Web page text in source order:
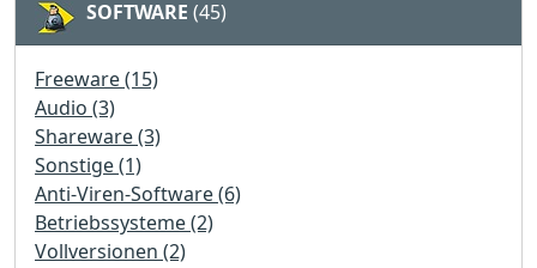
Windows, macOS, Linux sowie weiteren Systemen.
Umgebung.
SOFTWARE (45)
Freeware (15)
Audio (3)
Shareware (3)
Sonstige (1)
Anti-Viren-Software (6)
Betriebssysteme (2)
Vollversionen (2)